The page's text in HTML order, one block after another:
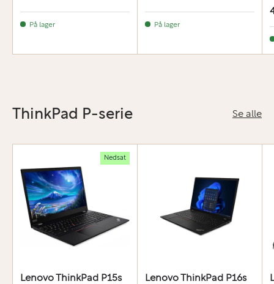
På lager På lager
ThinkPad P-serie Se alle
Nedsat
Lenovo ThinkPad P15s
Lenovo ThinkPad P16s